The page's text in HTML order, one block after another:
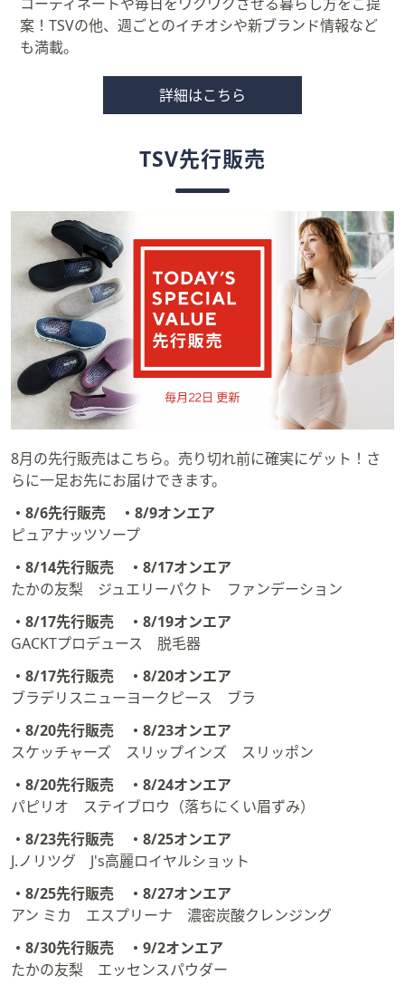
案！TSVの他、週ごとのイチオシや新ブランド情報など
も満載。
詳細はこちら
TSV先行販売
8月の先行販売はこちら。売り切れ前に確実にゲット！さ
らに一足お先にお届けできます。
・8/6先行販売 ・8/9オンエア
ピュアナッツソープ
・8/14先行販売 ・8/17オンエア
たかの友梨 ジュエリーパクト ファンデーション
・8/17先行販売 ・8/19オンエア
GACKTプロデュース 脱毛器
・8/17先行販売 ・8/20オンエア
ブラデリスニューヨークピース ブラ
・8/20先行販売 ・8/23オンエア
スケッチャーズ スリップインズ スリッポン
・8/20先行販売 ・8/24オンエア
パピリオ ステイブロウ（落ちにくい眉ずみ）
・8/23先行販売 ・8/25オンエア
J.ノリツグ J's高麗ロイヤルショット
・8/25先行販売 ・8/27オンエア
アン ミカ エスプリーナ 濃密炭酸クレンジング
・8/30先行販売 ・9/2オンエア
たかの友梨 エッセンスパウダー